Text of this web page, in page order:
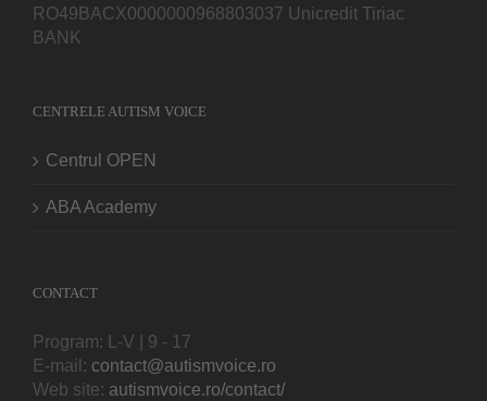
RO49BACX0000000968803037 Unicredit Tiriac
BANK
CENTRELE AUTISM VOICE
Centrul OPEN
ABA Academy
CONTACT
Program: L-V | 9 - 17
E-mail: contact@autismvoice.ro
Web site: autismvoice.ro/contact/